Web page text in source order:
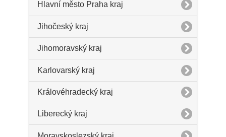
Hlavní město Praha kraj
Jihočeský kraj
Jihomoravský kraj
Karlovarský kraj
Královéhradecký kraj
Liberecký kraj